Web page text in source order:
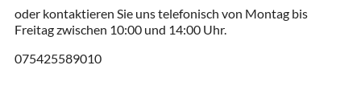
oder kontaktieren Sie uns telefonisch von Montag bis
Freitag zwischen 10:00 und 14:00 Uhr.
075425589010